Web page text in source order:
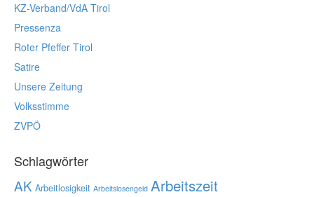
KZ-Verband/VdA Tirol
Pressenza
Roter Pfeffer Tirol
Satire
Unsere Zeitung
Volksstimme
ZVPÖ
Schlagwörter
AK Arbeitlosigkeit Arbeitslosengeld Arbeitszeit